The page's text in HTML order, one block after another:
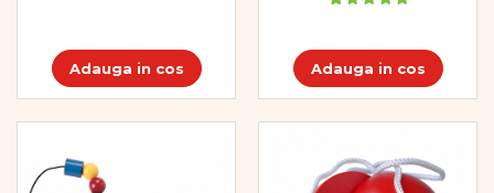
Adauga in cos Adauga in cos